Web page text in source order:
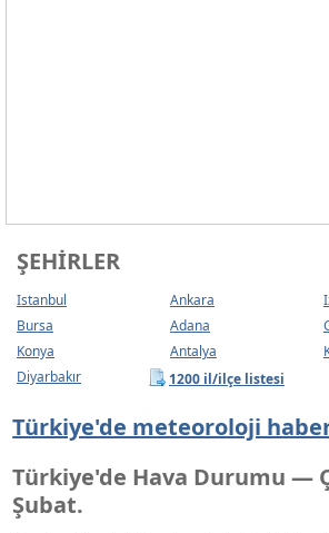
ŞEHIRLER
Istanbul Ankara
Bursa
Adana
Konya
Antalya
Diyarbakır
1200 il/ilçe listesi
Türkiye'de meteoroloji
Türkiye'de Hava Durumu —
Şubat.